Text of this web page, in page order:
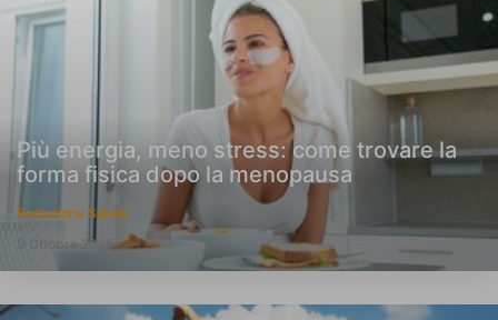
Più energia, meno stress: come trovare la
forma fisica dopo la menopausa
Redazione Salute
9 Ottobre 2025